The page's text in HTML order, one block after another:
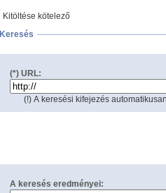
Kitöltése kötelező
Keresés
(*) URL:
(!) A keresési kifejezés
A keresés eredményei: